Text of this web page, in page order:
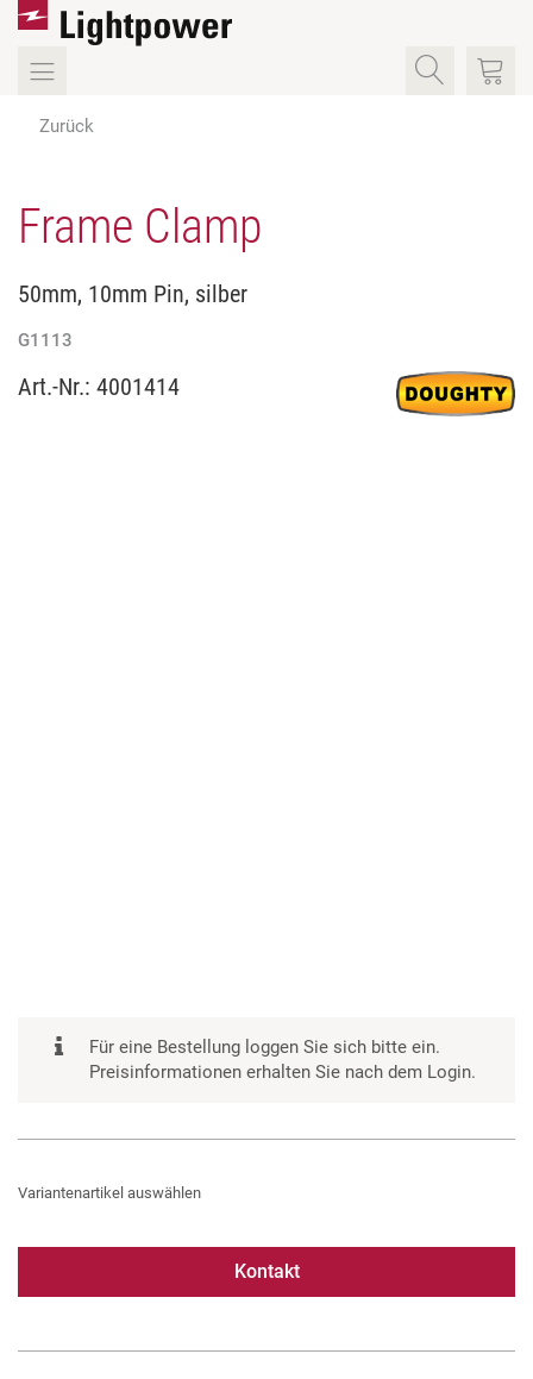
Zurück
Frame Clamp
50mm, 10mm Pin, silber
G1113
Art.-Nr.: 4001414
Für eine Bestellung loggen Sie sich bitte ein.
Preisinformationen erhalten Sie nach dem Login.
Variantenartikel auswählen
Kontakt